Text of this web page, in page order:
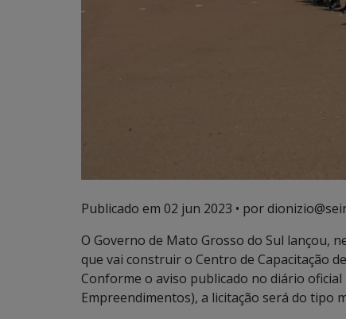
Publicado em 02 jun 2023 • por
O Governo de Mato Grosso do Sul lançou,
que vai construir o Centro de Capacitação
Conforme o aviso publicado no diário oficial
Empreendimentos), a licitação será do tipo